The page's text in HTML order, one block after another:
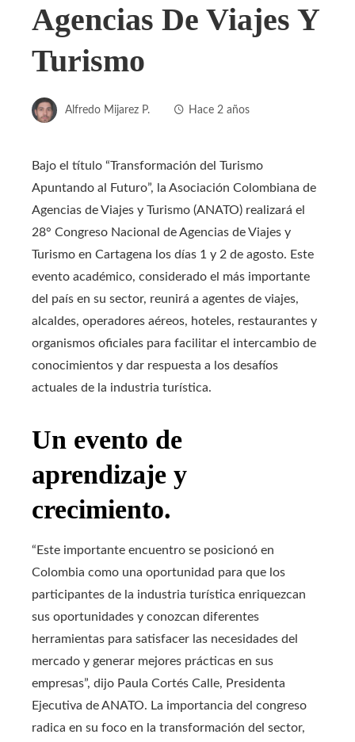
Agencias De Viajes Y
Turismo
Alfredo Mijarez P. Hace 2 años
Bajo el título “Transformación del Turismo
Apuntando al Futuro”, la Asociación Colombiana de
Agencias de Viajes y Turismo (ANATO) realizará el
28° Congreso Nacional de Agencias de Viajes y
Turismo en Cartagena los días 1 y 2 de agosto. Este
evento académico, considerado el más importante
del país en su sector, reunirá a agentes de viajes,
alcaldes, operadores aéreos, hoteles, restaurantes y
organismos oficiales para facilitar el intercambio de
conocimientos y dar respuesta a los desafíos
actuales de la industria turística.
Un evento de
aprendizaje y
crecimiento.
“Este importante encuentro se posicionó en
Colombia como una oportunidad para que los
participantes de la industria turística enriquezcan
sus oportunidades y conozcan diferentes
herramientas para satisfacer las necesidades del
mercado y generar mejores prácticas en sus
empresas”, dijo Paula Cortés Calle, Presidenta
Ejecutiva de ANATO. La importancia del congreso
radica en su foco en la transformación del sector,